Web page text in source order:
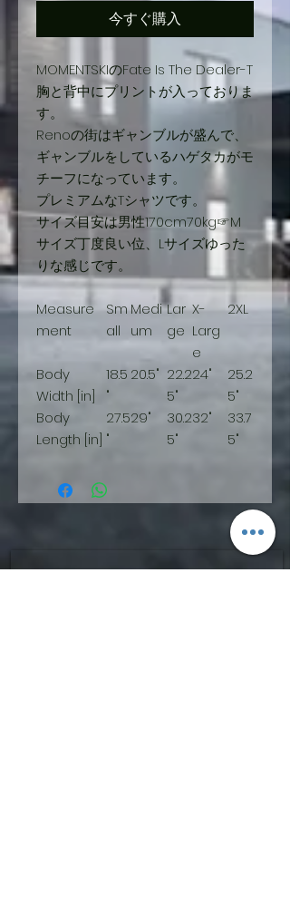
今すぐ購入
MOMENTSKIのFate Is The Dealer-T
胸と背中にプリントが入っておりま
す。
Renoの街はギャンブルが盛んで、
ギャンブルをしているハゲタカがモ
チーフになっています。
プレミアムなTシャツです。
サイズ目安は男性170cm70kg☞M
サイズ丁度良い位、Lサイズゆった
りな感じです。
Measure
ment
Sm
all
Medi
um
Lar
ge
X-
Larg
e
2XL
Body
Width [in]
18.5
"
20.5" 22.2
5"
24"
25.2
5"
Body
Length [in]
27.5
"
29"
30.2
5"
32"
33.7
5"